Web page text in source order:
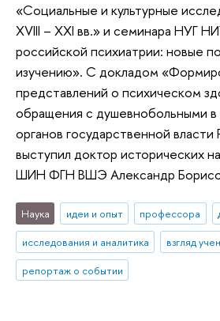
«Социальные и культурные
XVIII – XXI вв.» и семинара НУГ
российской психиатрии: новые
изучению». С докладом
представлений о психическом
обращения с душевнобольными в
органов государственной власти
выступил доктор исторических
ШИН ФГН ВШЭ Александр
Наука идеи и опыт профессора
исследования и аналитика
взгляд
репортаж о событии